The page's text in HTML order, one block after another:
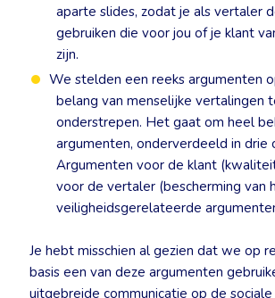
aparte slides, zodat je als vertaler
gebruiken die voor jou of je klant
zijn.
We stelden een reeks argumenten
belang van menselijke vertalingen
onderstrepen. Het gaat om heel
argumenten, onderverdeeld in drie
Argumenten voor de klant
voor de vertaler (bescherming van
veiligheidsgerelateerde
Je hebt misschien al gezien dat we op
basis een van deze argumenten
uitgebreide communicatie op de